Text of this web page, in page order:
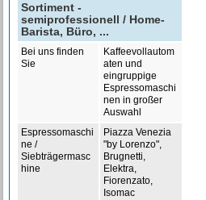
Sortiment -
semiprofessionell / Home-
Barista, Büro, ...
Bei uns finden
Sie
Kaffeevollautom
aten und
eingruppige
Espressomaschi
nen in großer
Auswahl
Espressomaschi
ne /
Siebträgermasc
hine
Piazza Venezia
"by Lorenzo",
Brugnetti,
Elektra,
Fiorenzato,
Isomac